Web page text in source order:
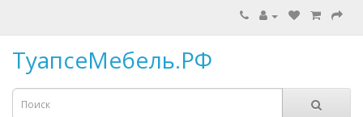
ТуапсеМебель.РФ